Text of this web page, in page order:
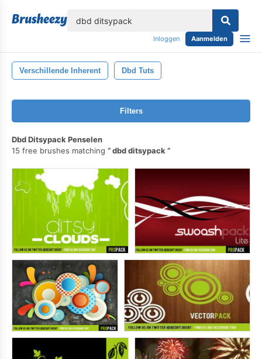
Inloggen Aanmelden
Verschillende Inherent Dbd Tuts
Filters
Dbd Ditsypack Penselen
15 free brushes matching
dbd ditsypack